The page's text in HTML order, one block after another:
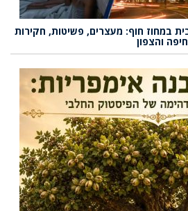
במחוז חוף: מעצרים, פשיטות, חקירות
והצפון